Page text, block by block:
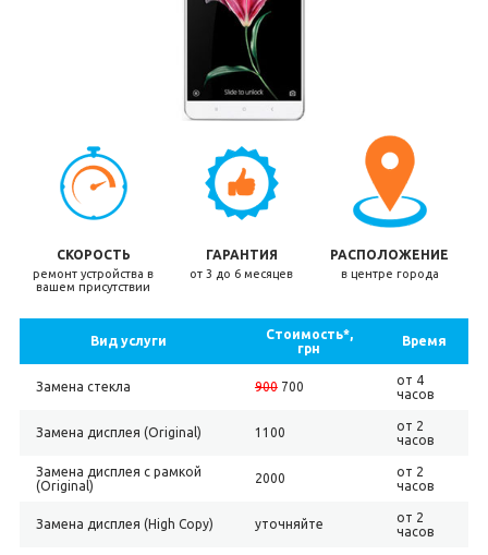
СКОРОСТЬ
ремонт устройства в
вашем присутствии
ГАРАНТИЯ
от 3 до 6 месяцев
РАСПОЛОЖЕНИЕ
в центре города
Вид услуги
Стоимость*,
грн
Время
Замена стекла 900700
от 4
часов
Замена дисплея (Original) 1100
от 2
часов
Замена дисплея с рамкой
(Original)
2000
от 2
часов
Замена дисплея (High Copy) уточняйте
от 2
часов